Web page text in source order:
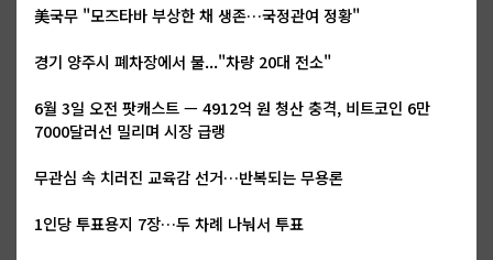
美국무 "모즈타바 부상한 채 생존…국정관여 정황"
경기 양주시 폐차장에서 불..."차량 20대 전소"
6월 3일 오전 팟캐스트 — 4912억 원 청산 충격, 비트코인 6만
7000달러선 밀리며 시장 급랭
무관심 속 치러진 교육감 선거…반복되는 무용론
1인당 투표용지 7장…두 차례 나눠서 투표